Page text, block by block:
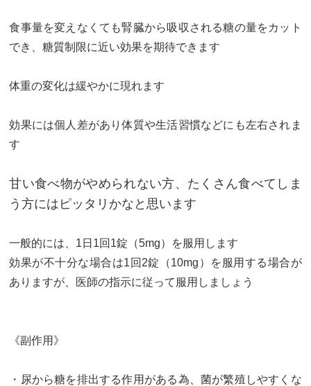
食事量を変えなくても腎臓から吸収される糖の量をカット
でき、糖質制限に近い効果を期待できます
体重の変化は緩やかに現れます
効果には個人差があり体質や生活習慣などにも左右されま
す
甘い食べ物がやめられない方、たくさん食べてしま
う方にはピッタリかなと思います
一般的には、1日1回1錠（5mg）を服用します
効果が不十分な場合は1回2錠（10mg）を服用する場合が
ありますが、医師の指示に従って服用しましょう
《副作用》
・尿から糖を排出する作用がある為、菌が繁殖しやすくな